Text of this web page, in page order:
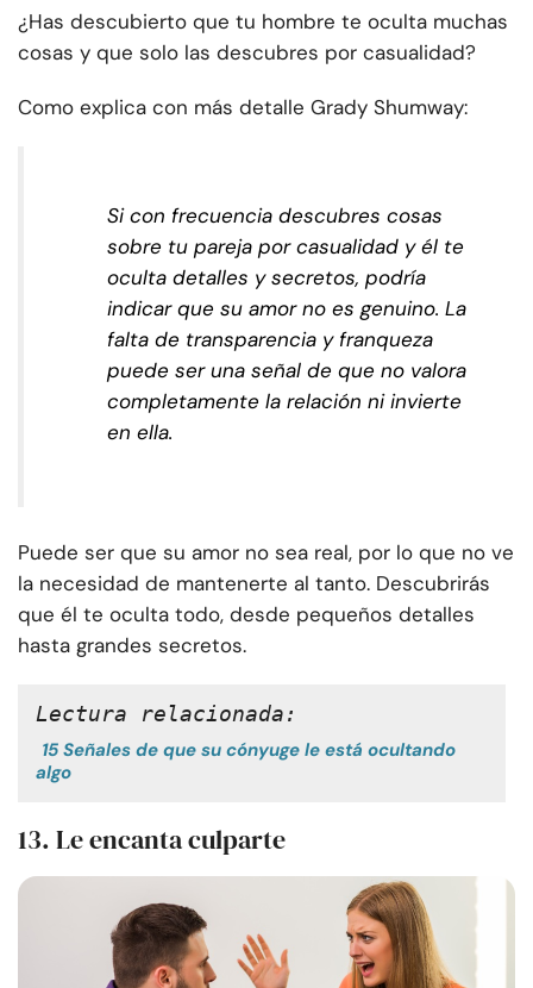
¿Has descubierto que tu hombre te oculta muchas
cosas y que solo las descubres por casualidad?
Como explica con más detalle Grady Shumway:
Si con frecuencia descubres cosas
sobre tu pareja por casualidad y él te
oculta detalles y secretos, podría
indicar que su amor no es genuino. La
falta de transparencia y franqueza
puede ser una señal de que no valora
completamente la relación ni invierte
en ella.
Puede ser que su amor no sea real, por lo que no ve
la necesidad de mantenerte al tanto. Descubrirás
que él te oculta todo, desde pequeños detalles
hasta grandes secretos.
Lectura relacionada:
15 Señales de que su cónyuge le está ocultando
algo
13. Le encanta culparte